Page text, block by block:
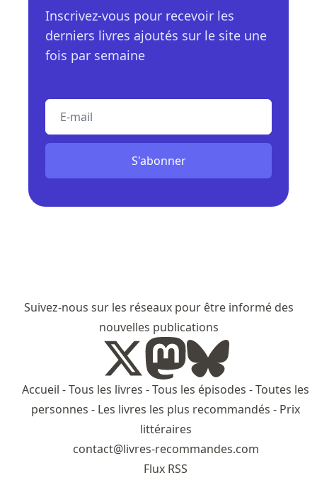
Inscrivez-vous pour recevoir les
derniers livres ajoutés sur le site une
fois par semaine
S'abonner
Suivez-nous sur les réseaux pour être informé des
nouvelles publications
Accueil -Tous les livres -Tous les épisodes -Toutes les
personnes - Les livres les plus recommandés - Prix
littéraires
contact@livres-recommandes.com
Flux RSS